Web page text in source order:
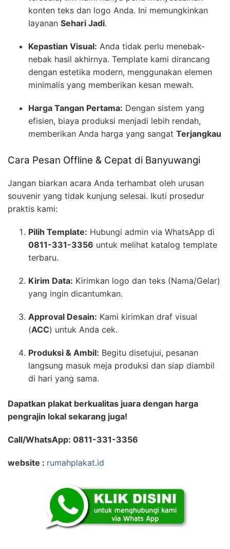
konten teks dan logo Anda. Ini memungkinkan
layanan Sehari Jadi.
Kepastian Visual: Anda tidak perlu menebak-
nebak hasil akhirnya. Template kami dirancang
dengan estetika modern, menggunakan elemen
minimalis yang memberikan kesan mewah.
Harga Tangan Pertama: Dengan sistem yang
efisien, biaya produksi menjadi lebih rendah,
memberikan Anda harga yang sangat Terjangkau
Cara Pesan Offline & Cepat di Banyuwangi
Jangan biarkan acara Anda terhambat oleh urusan
souvenir yang tidak kunjung selesai. Ikuti prosedur
praktis kami:
Pilih Template: Hubungi admin via WhatsApp di
0811-331-3356 untuk melihat katalog template
terbaru.
Kirim Data: Kirimkan logo dan teks (Nama/Gelar)
yang ingin dicantumkan.
Approval Desain: Kami kirimkan draf visual
(ACC) untuk Anda cek.
Produksi & Ambil: Begitu disetujui, pesanan
langsung masuk meja produksi dan siap diambil
di hari yang sama.
Dapatkan plakat berkualitas juara dengan harga
pengrajin lokal sekarang juga!
Call/WhatsApp: 0811-331-3356
website : rumahplakat.id